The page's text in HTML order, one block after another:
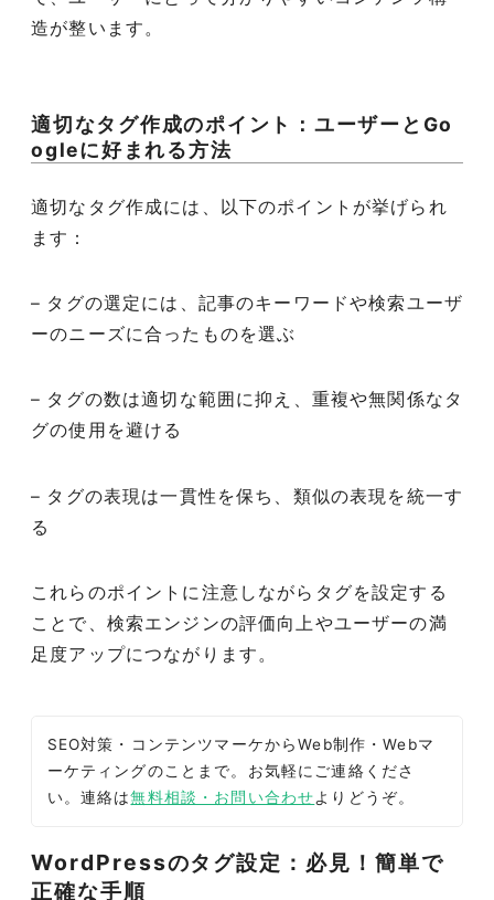
造が整います。
適切なタグ作成のポイント：ユーザーとGo
ogleに好まれる方法
適切なタグ作成には、以下のポイントが挙げられ
ます：
– タグの選定には、記事のキーワードや検索ユーザ
ーのニーズに合ったものを選ぶ
– タグの数は適切な範囲に抑え、重複や無関係なタ
グの使用を避ける
– タグの表現は一貫性を保ち、類似の表現を統一す
る
これらのポイントに注意しながらタグを設定する
ことで、検索エンジンの評価向上やユーザーの満
足度アップにつながります。
SEO対策・コンテンツマーケからWeb制作・Webマ
ーケティングのことまで。お気軽にご連絡くださ
い。連絡は無料相談・お問い合わせよりどうぞ。
WordPressのタグ設定：必見！簡単で
正確な手順